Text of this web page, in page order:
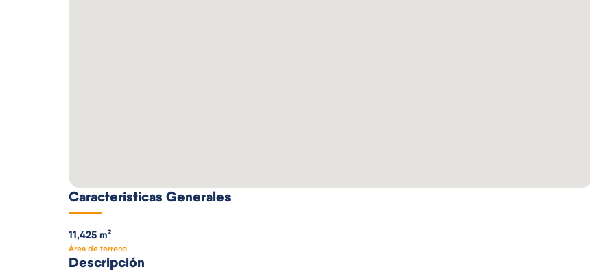
Características Generales
11,425 m²
Área de terreno
Descripción